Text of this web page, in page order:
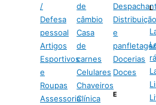
/
Defesa
pessoal
Artigos
Esportivos
e
Roupas
Assessoria
de
câmbio
Casa
de
carnes
Celulares
Chaveiros
Clínica
Distribuição
e
Docerias
Doces
E
L